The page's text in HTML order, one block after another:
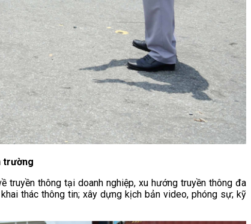
trường
thông tại doanh nghiệp, xu hướng truyền thông đa
thác thông tin; xây dựng kịch bản video, phóng sự; kỹ